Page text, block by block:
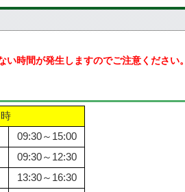
時間が発生しますのでご注意ください。
09:30～15:00
09:30～12:30
13:30～16:30